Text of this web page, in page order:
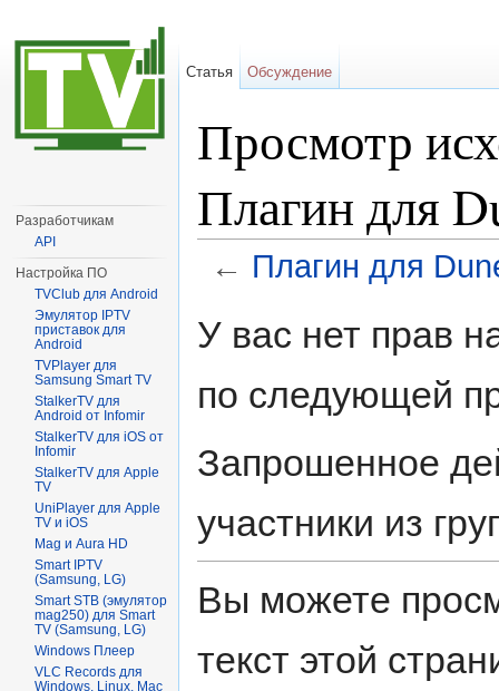
Просмотр
Плагин для
← Плагин для
У вас нет прав
по следующей
Запрошенное
участники из
Вы можете
текст этой
Статья Обсуждение
Разработчикам
API
Настройка ПО
TVClub для Android
Эмулятор IPTV
приставок для
Android
TVPlayer для
Samsung Smart TV
StalkerTV для
Android от Infomir
StalkerTV для iOS от
Infomir
StalkerTV для Apple
TV
UniPlayer для Apple
TV и iOS
Mag и Aura HD
Smart IPTV
(Samsung, LG)
Smart STB (эмулятор
mag250) для Smart
TV (Samsung, LG)
Windows Плеер
VLC Records для
Windows, Linux, Mac